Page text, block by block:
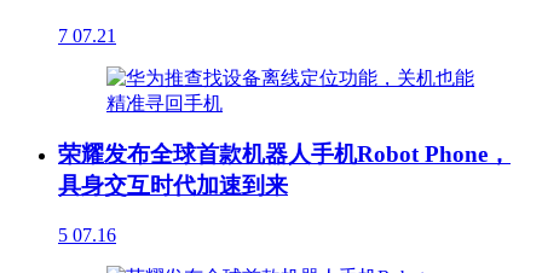
7 07.21
荣耀发布全球首款机器人手机Robot Phone，
具身交互时代加速到来
5 07.16